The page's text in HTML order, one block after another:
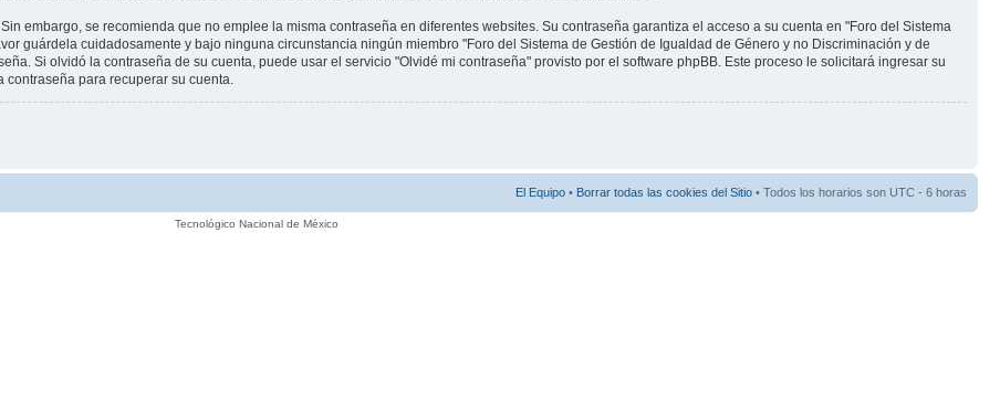
embargo, se recomienda que no emplee la misma contraseña en diferentes websites. Su contraseña garantiza el acceso a su cuenta en "Foro del Sistema
guárdela cuidadosamente y bajo ninguna circunstancia ningún miembro "Foro del Sistema de Gestión de Igualdad de Género y no Discriminación y de
Si olvidó la contraseña de su cuenta, puede usar el servicio "Olvidé mi contraseña" provisto por el software phpBB. Este proceso le solicitará ingresar su
para recuperar su cuenta.
El Equipo • Borrar todas las cookies del Sitio • Todos los horarios son UTC - 6 horas
Tecnológico Nacional de México